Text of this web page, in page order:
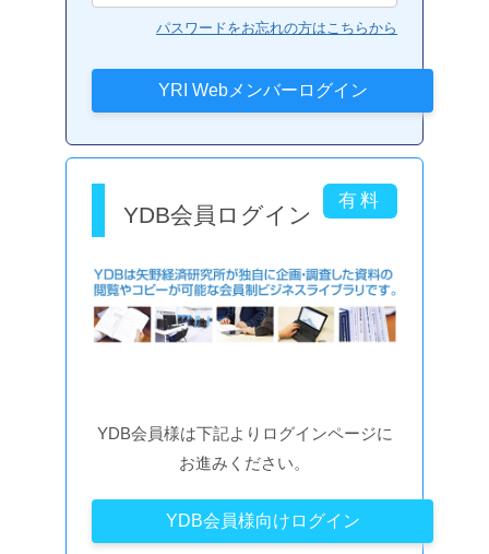
パスワードをお忘れの方はこちらから
YDB会員ログイン
YDB会員様は下記よりログインページに
お進みください。
YDB会員様向けログイン